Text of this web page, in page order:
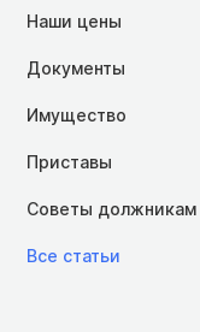
Наши цены
Документы
Имущество
Приставы
Советы должникам
Все статьи